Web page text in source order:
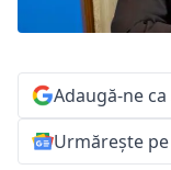
Adaugă-ne
Urmărește